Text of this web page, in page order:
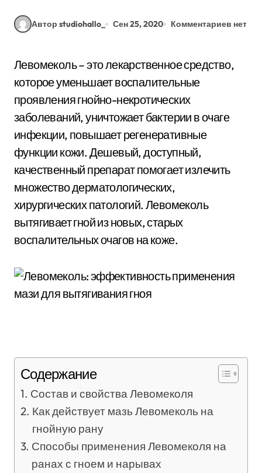
Автор studiohallo_ Сен 25, 2020 Комментариев нет
Левомеколь – это лекарственное средство,
которое уменьшает воспалительные
проявления гнойно-некротических
заболеваний, уничтожает бактерии в очаге
инфекции, повышает регенеративные
функции кожи. Дешевый, доступный,
качественный препарат помогает излечить
множество дерматологических,
хирургических патологий. Левомеколь
вытягивает гной из новых, старых
воспалительных очагов на коже.
Содержание
Состав и свойства Левомеколя
Как действует мазь Левомеколь на
гнойную рану
Способы применения Левомеколя на
ранах с гноем и нарывах